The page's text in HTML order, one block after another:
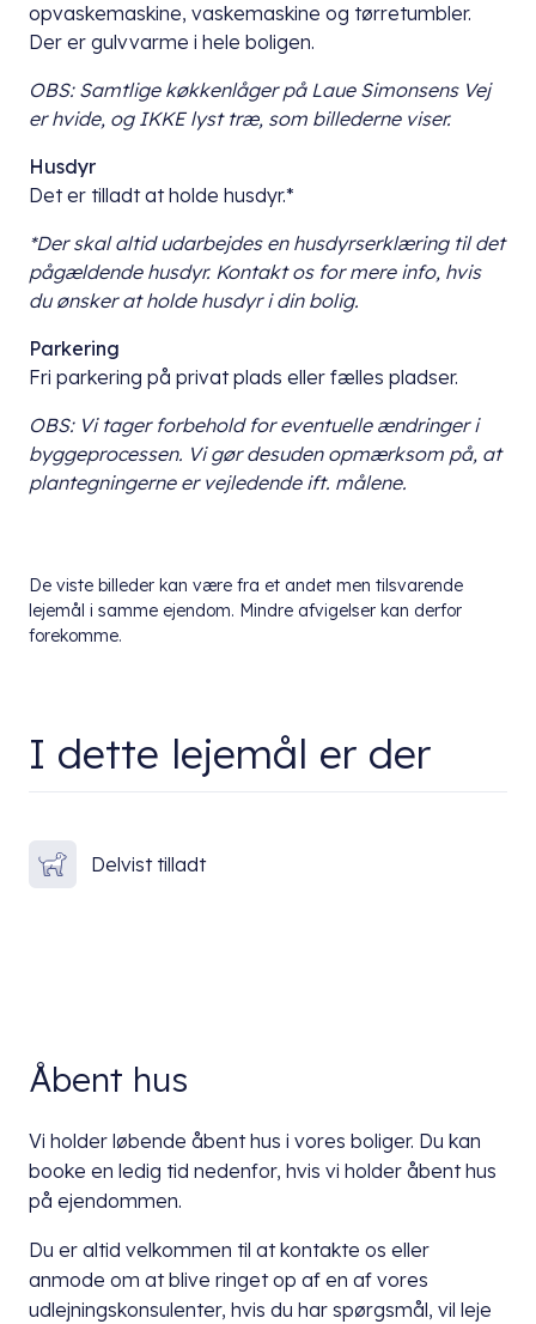
opvaskemaskine, vaskemaskine og tørretumbler.
Der er gulvvarme i hele boligen.
OBS: Samtlige køkkenlåger på Laue Simonsens Vej
er hvide, og IKKE lyst træ, som billederne viser.
Husdyr
Det er tilladt at holde husdyr.*
*Der skal altid udarbejdes en husdyrserklæring til det
pågældende husdyr. Kontakt os for mere info, hvis
du ønsker at holde husdyr i din bolig.
Parkering
Fri parkering på privat plads eller fælles pladser.
OBS: Vi tager forbehold for eventuelle ændringer i
byggeprocessen. Vi gør desuden opmærksom på, at
plantegningerne er vejledende ift. målene.
De viste billeder kan være fra et andet men tilsvarende
lejemål i samme ejendom. Mindre afvigelser kan derfor
forekomme.
I dette lejemål er der
Delvist tilladt
Åbent hus
Vi holder løbende åbent hus i vores boliger. Du kan
booke en ledig tid nedenfor, hvis vi holder åbent hus
på ejendommen.
Du er altid velkommen til at kontakte os eller
anmode om at blive ringet op af en af vores
udlejningskonsulenter, hvis du har spørgsmål, vil leje